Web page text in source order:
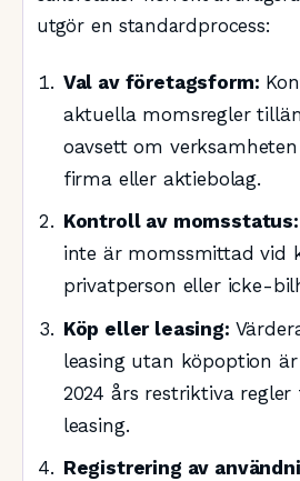
utgör en standardprocess:
Val av företagsform:
aktuella momsregler
oavsett om
firma eller aktiebolag.
Kontroll av momsstatus:
inte är momssmittad vid
privatperson eller icke-
Köp eller leasing:
leasing utan köpoption
2024 års restriktiva
leasing.
Registrering av